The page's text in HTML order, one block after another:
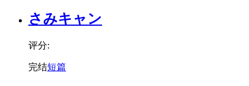
さみキャン
评分:
完结短篇